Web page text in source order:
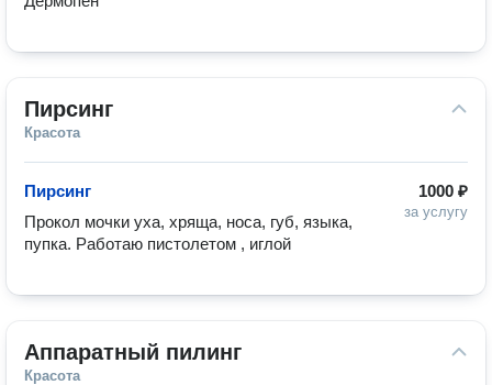
Пирсинг
Красота
1000 ₽
за услугу
Пирсинг
Прокол мочки уха, хряща, носа, губ, языка,
пупка. Работаю пистолетом , иглой
Аппаратный пилинг
Красота